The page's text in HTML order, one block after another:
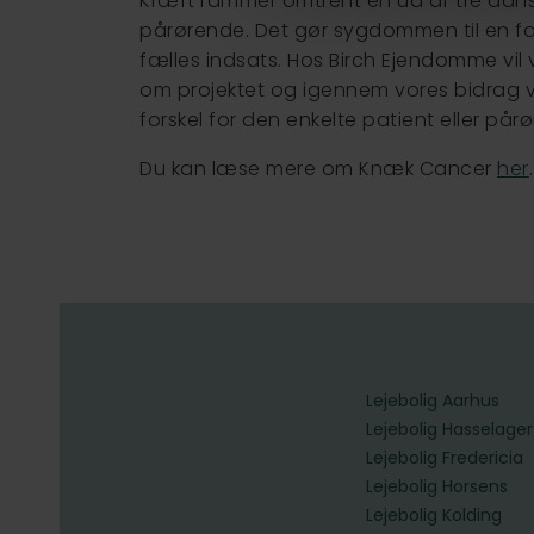
pårørende. Det gør sygdommen til en
fælles indsats. Hos Birch Ejendomme
om projektet og igennem vores bidrag
forskel for den enkelte patient eller
Du kan læse mere om Knæk Cancer her.
Lejebolig Aarhus
Lejebolig Hasselager
Lejebolig Fredericia
Lejebolig Horsens
Lejebolig Kolding